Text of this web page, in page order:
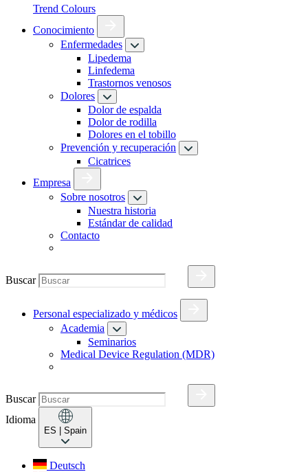
Trend Colours
Conocimiento
Enfermedades
Lipedema
Linfedema
Trastornos venosos
Dolores
Dolor de espalda
Dolor de rodilla
Dolores en el tobillo
Prevención y recuperación
Cicatrices
Empresa
Sobre nosotros
Nuestra historia
Estándar de calidad
Contacto
Buscar
Personal especializado y médicos
Academia
Seminarios
Medical Device Regulation (MDR)
Buscar
Idioma
ES | Spain
Deutsch